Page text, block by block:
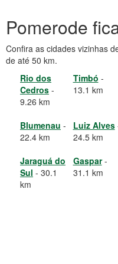
Pomerode
Confira as cidades vizinhas
de até 50 km.
Rio dos
Cedros -
9.26 km
Timbó -
13.1 km
Blumenau -
22.4 km
Luiz Alves
24.5 km
Jaraguá do
Sul - 30.1
km
Gaspar-
31.1 km